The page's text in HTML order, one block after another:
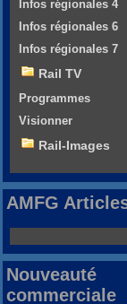
Infos régionales 4
Infos régionales 6
Infos régionales 7
Rail TV
Programmes
Visionner
Rail-Images
AMFG
Nouveauté
commerciale